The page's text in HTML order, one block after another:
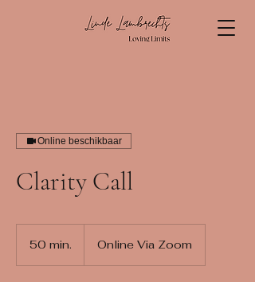
Online beschikbaar
Clarity Call
50 min. Online Via Zoom